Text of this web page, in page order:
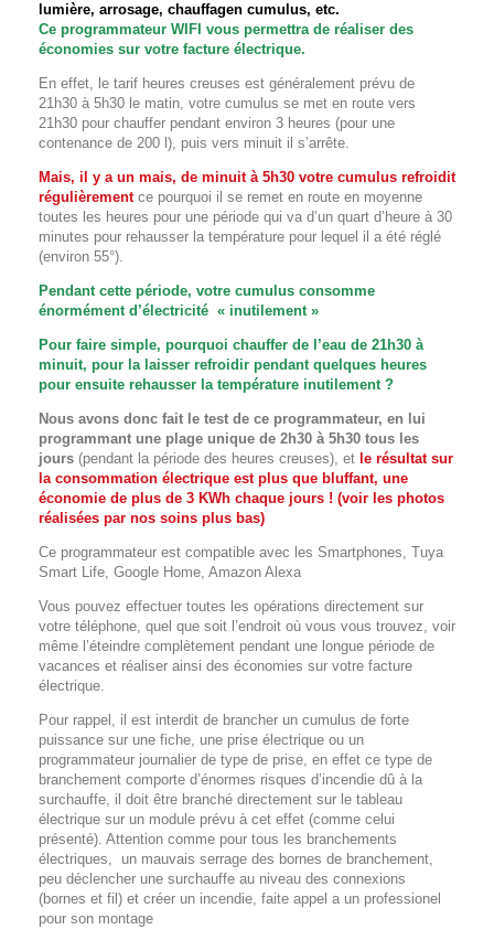
lumière, arrosage, chauffagen cumulus, etc.
Ce programmateur WIFI vous permettra de réaliser des
économies sur votre facture électrique.
En effet, le tarif heures creuses est généralement prévu de
21h30 à 5h30 le matin, votre cumulus se met en route vers
21h30 pour chauffer pendant environ 3 heures (pour une
contenance de 200 l), puis vers minuit il s’arrête.
Mais, il y a un mais, de minuit à 5h30 votre cumulus refroidit
régulièrementce pourquoi il se remet en route en moyenne
toutes les heures pour une période qui va d’un quart d’heure à 30
minutes pour rehausser la température pour lequel il a été réglé
(environ 55°).
Pendant cette période, votre cumulus consomme
énormément d’électricité « inutilement »
Pour faire simple, pourquoi chauffer de l’eau de 21h30 à
minuit, pour la laisser refroidir pendant quelques heures
pour ensuite rehausser la température inutilement ?
Nous avons donc fait le test de ce programmateur, en lui
programmant une plage unique de 2h30 à 5h30 tous les
jours (pendant la période des heures creuses), et le résultat sur
la consommation électrique est plus que bluffant, une
économie de plus de 3 KWh chaque jours ! (voir les photos
réalisées par nos soins plus bas)
Ce programmateur est compatible avec les Smartphones, Tuya
Smart Life, Google Home, Amazon Alexa
Vous pouvez effectuer toutes les opérations directement sur
votre téléphone, quel que soit l’endroit où vous vous trouvez, voir
même l’éteindre complètement pendant une longue période de
vacances et réaliser ainsi des économies sur votre facture
électrique.
Pour rappel, il est interdit de brancher un cumulus de forte
puissance sur une fiche, une prise électrique ou un
programmateur journalier de type de prise, en effet ce type de
branchement comporte d’énormes risques d’incendie dû à la
surchauffe, il doit être branché directement sur le tableau
électrique sur un module prévu à cet effet (comme celui
présenté). Attention comme pour tous les branchements
électriques, un mauvais serrage des bornes de branchement,
peu déclencher une surchauffe au niveau des connexions
(bornes et fil) et créer un incendie, faite appel a un professionel
pour son montage